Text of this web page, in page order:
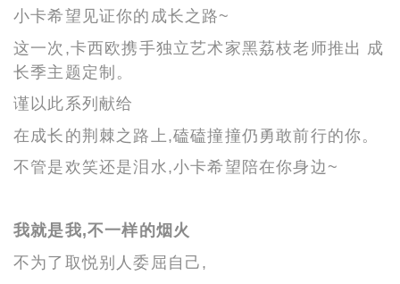
小卡希望见证你的成长之路~
这一次,卡西欧携手独立艺术家黑荔枝老师推出 成
长季主题定制。
谨以此系列献给
在成长的荆棘之路上,磕磕撞撞仍勇敢前行的你。
不管是欢笑还是泪水,小卡希望陪在你身边~
我就是我,不一样的烟火
不为了取悦别人委屈自己,